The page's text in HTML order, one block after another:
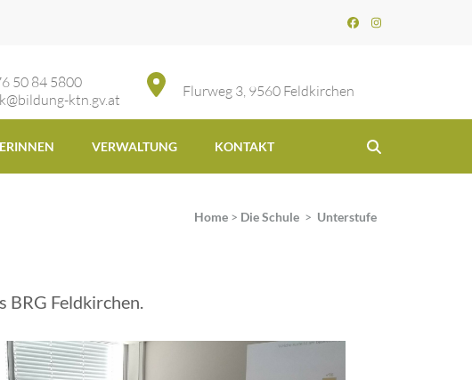
Flurweg 3, 9560 Feldkirchen
50 84 5800
ktn.gv.at
VERWALTUNG KONTAKT
Home > Die Schule > Unterstufe
BRG Feldkirchen.